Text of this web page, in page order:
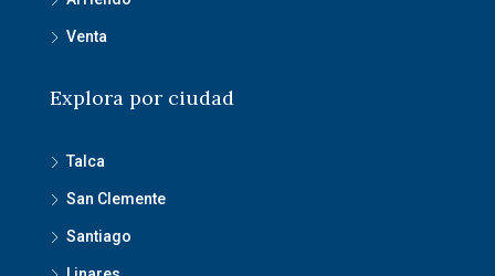
Venta
Explora por ciudad
Talca
San Clemente
Santiago